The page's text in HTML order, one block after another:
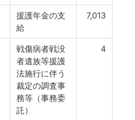
援護年金の支
給
7,013
戦傷病者戦没
者遺族等援護
法施行に伴う
裁定の調査事
務等（事務委
託）
4